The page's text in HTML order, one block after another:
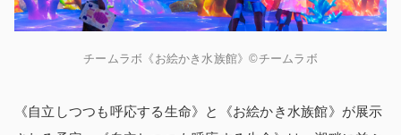
チームラボ《お絵かき水族館​​》©チームラボ
《自立しつつも呼応する生命》と《お絵かき水族館​​》が展示